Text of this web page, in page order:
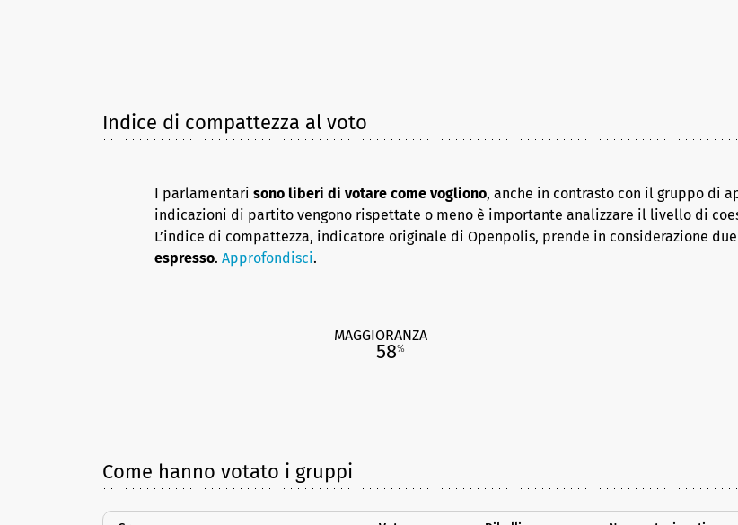
Indice di compattezza al voto
I parlamentari sono liberi di votare come vogliono, anche in contrasto con il gruppo di
indicazioni di partito vengono rispettate o meno è importante analizzare il livello di
L’indice di compattezza, indicatore originale di Openpolis, prende in considerazione
espresso. Approfondisci.
MAGGIORANZA
58%
Come hanno votato i gruppi